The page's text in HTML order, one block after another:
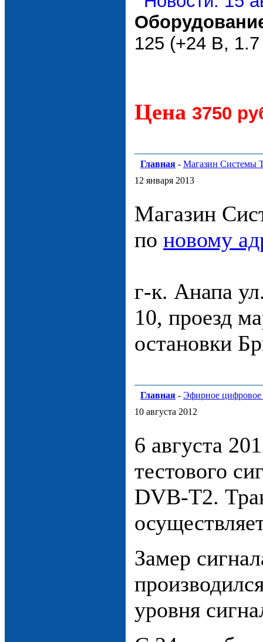
125 (+24 В,
Цена 3750
Главная - Магазин Системы
12 января 2013
Магазин
по новому
г-к. Анапа
10, проезд
остановки
Главная - Эфирное
10 августа 2012
6 августа
тестового
DVB-T2.
Замер
уровня